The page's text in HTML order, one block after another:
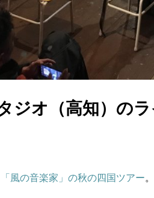
ジオ（高知）の
「風の音楽家」の秋の四国ツアー。